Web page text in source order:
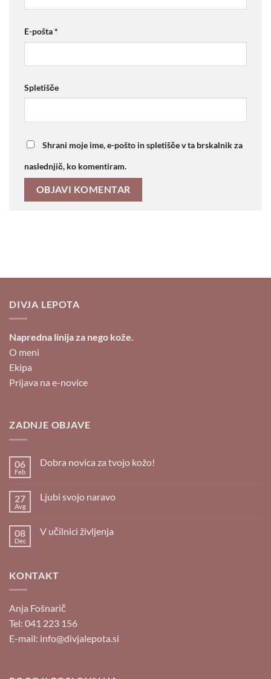
E-pošta*
Spletišče
Shrani moje ime, e-pošto in spletišče v ta brskalnik za
naslednjič, ko komentiram.
DIVJA LEPOTA
Napredna linija za nego kože.
O meni
Ekipa
Prijava na e-novice
ZADNJE OBJAVE
06
Feb
Dobra novica za tvojo kožo!
Dobra
kožo!
27
Avg
Ljubi svojo naravo
Ljubi
08
Dec
V učilnici življenja
učilnici
KONTAKT
Anja Fošnarič
Tel: 041 223 156
E-mail: info@divjalepota.si